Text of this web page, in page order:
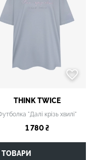
THINK TWICE
"Далі крізь хвилі"
1 780 ₴
ТОВАРИ